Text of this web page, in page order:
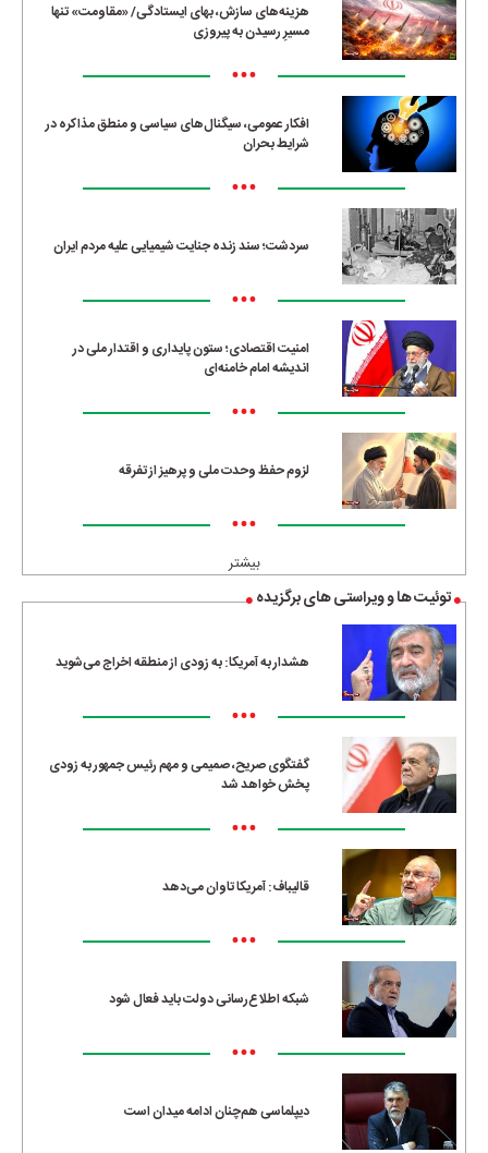
هزینه‌های سازش، بهای ایستادگی/ «مقاومت» تنها
مسیرِ رسیدن به پیروزی
•••
افکار عمومی، سیگنال‌های سیاسی و منطق مذاکره در
شرایط بحران
•••
سردشت؛ سند زنده جنایت شیمیایی علیه مردم ایران
•••
امنیت اقتصادی؛ ستون پایداری و اقتدار ملی در
اندیشه امام خامنه‌ای
•••
لزوم حفظ وحدت ملی و پرهیز از تفرقه
•••
بیشتر
توئیت ها و ویراستی های برگزیده
هشدار به آمریکا: به زودی از منطقه اخراج می‌شوید
•••
گفتگوی صریح، صمیمی و مهم رئیس جمهور به زودی
پخش خواهد شد
•••
قالیباف: آمریکا تاوان می‌دهد
•••
شبکه اطلاع‌رسانی دولت باید فعال شود
•••
دیپلماسی هم‌چنان ادامه میدان است